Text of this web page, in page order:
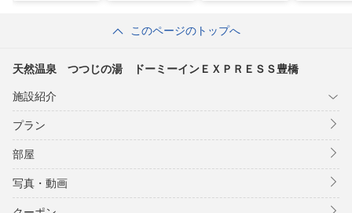
このページのトップへ
天然温泉 つつじの湯 ドーミーインＥＸＰＲＥＳＳ豊橋
施設紹介
プラン
部屋
写真・動画